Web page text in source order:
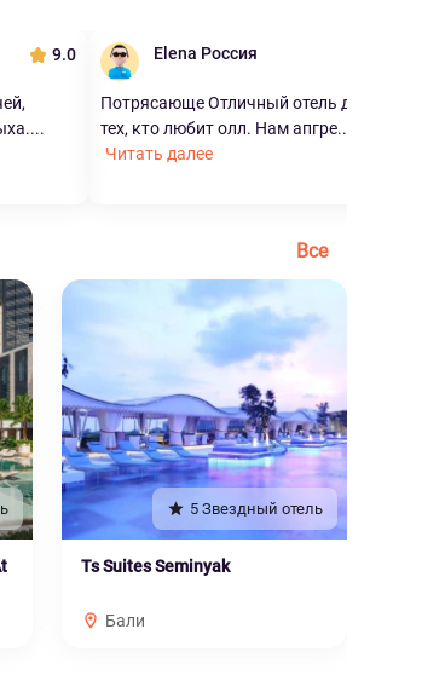
9.0 Elena Россия
Потрясающе Отличный отель для
тех, кто любит олл. Нам апгре...
Читать далее
Все
5 Звездный отель
Ts Suites Seminyak
Бали